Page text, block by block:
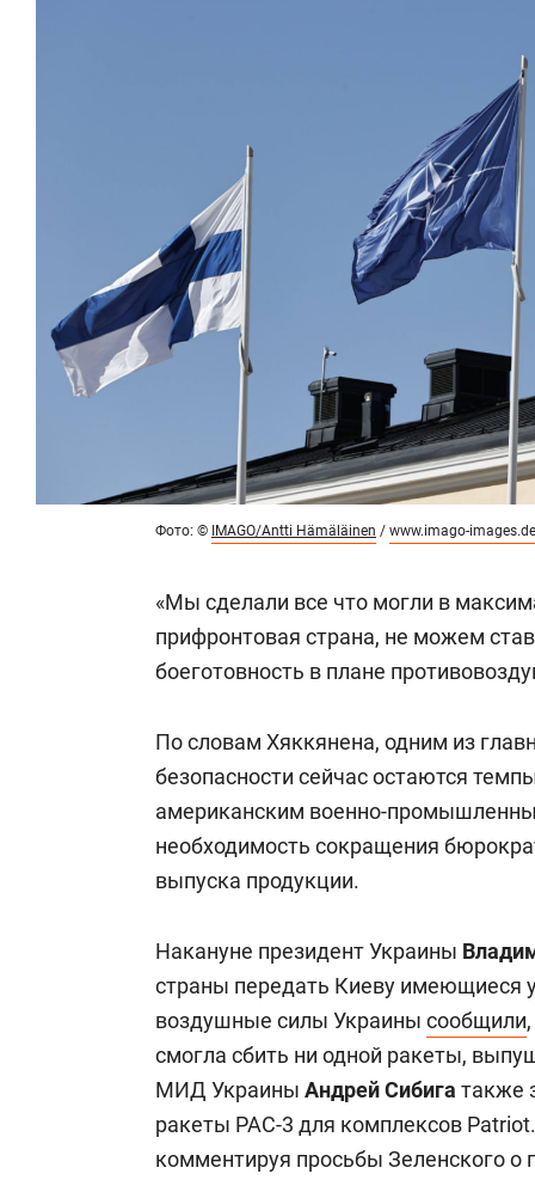
Фото: © IMAGO/Antti Hämäläinen / www.imago-images.de
«Мы сделали все что могли в
прифронтовая страна, не можем
боеготовность в плане
По словам Хяккянена, одним из
безопасности сейчас остаются
американским военно-
необходимость сокращения
выпуска продукции.
Накануне президент Украины
страны передать Киеву имеющиеся
воздушные силы Украины сообщили
смогла сбить ни одной ракеты,
МИД Украины Андрей Сибига также
ракеты PAC-3 для комплексов
комментируя просьбы Зеленского о